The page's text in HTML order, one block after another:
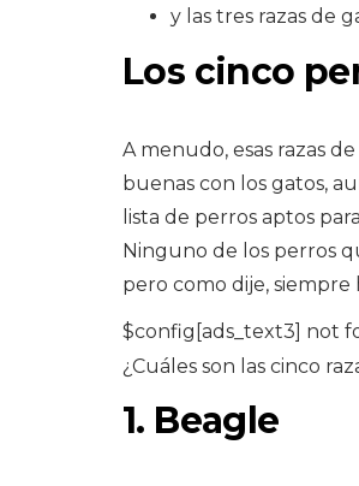
y las tres razas de
Los cinco
A menudo, esas razas
buenas con los gatos,
lista de perros aptos
Ninguno de los perros
pero como dije, siempre
$config[ads_text3] not
¿Cuáles son las cinco
1. Beagle